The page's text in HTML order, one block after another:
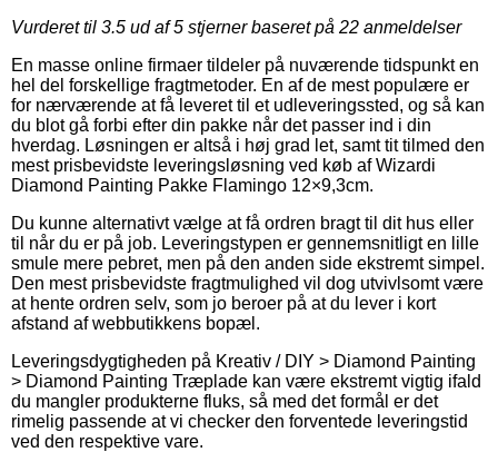
Vurderet til 3.5 ud af 5 stjerner baseret på 22 anmeldelser
En masse online firmaer tildeler på nuværende tidspunkt en
hel del forskellige fragtmetoder. En af de mest populære er
for nærværende at få leveret til et udleveringssted, og så kan
du blot gå forbi efter din pakke når det passer ind i din
hverdag. Løsningen er altså i høj grad let, samt tit tilmed den
mest prisbevidste leveringsløsning ved køb af Wizardi
Diamond Painting Pakke Flamingo 12×9,3cm.
Du kunne alternativt vælge at få ordren bragt til dit hus eller
til når du er på job. Leveringstypen er gennemsnitligt en lille
smule mere pebret, men på den anden side ekstremt simpel.
Den mest prisbevidste fragtmulighed vil dog utvivlsomt være
at hente ordren selv, som jo beroer på at du lever i kort
afstand af webbutikkens bopæl.
Leveringsdygtigheden på Kreativ / DIY > Diamond Painting
> Diamond Painting Træplade kan være ekstremt vigtig ifald
du mangler produkterne fluks, så med det formål er det
rimelig passende at vi checker den forventede leveringstid
ved den respektive vare.